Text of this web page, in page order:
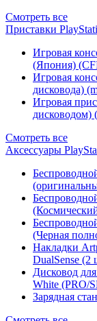
Смотреть все
Приставки
Игровая
(Япония)
Игровая
дисковода)
Игровая
дисководом)
Смотреть все
Аксессуары
(Черная
Накладки
DualSense (2
Дисковод
White (PRO/
Зарядная